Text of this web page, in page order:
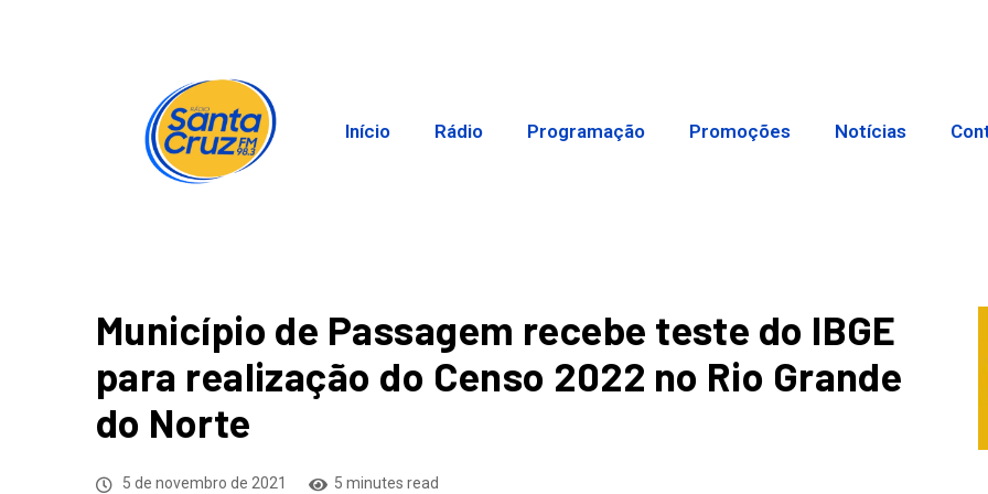
Início Rádio Programação Promoções Notícias
Município de Passagem recebe teste do IBGE
para realização do Censo 2022 no Rio Grande
do Norte
5 de novembro de 2021 5 minutes read